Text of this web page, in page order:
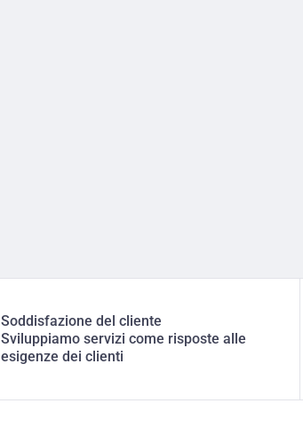
Soddisfazione del cliente
Sviluppiamo servizi come risposte alle
esigenze dei clienti